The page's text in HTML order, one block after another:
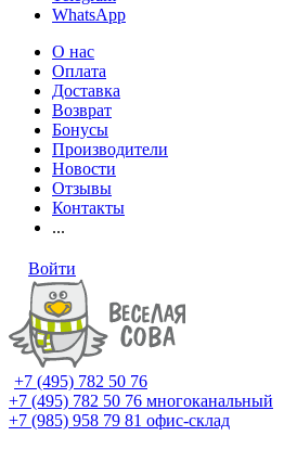
WhatsApp
О нас
Оплата
Доставка
Возврат
Бонусы
Производители
Новости
Отзывы
Контакты
...
Войти
+7 (495) 782 50 76
+7 (495) 782 50 76 многоканальный
+7 (985) 958 79 81 офис-склад